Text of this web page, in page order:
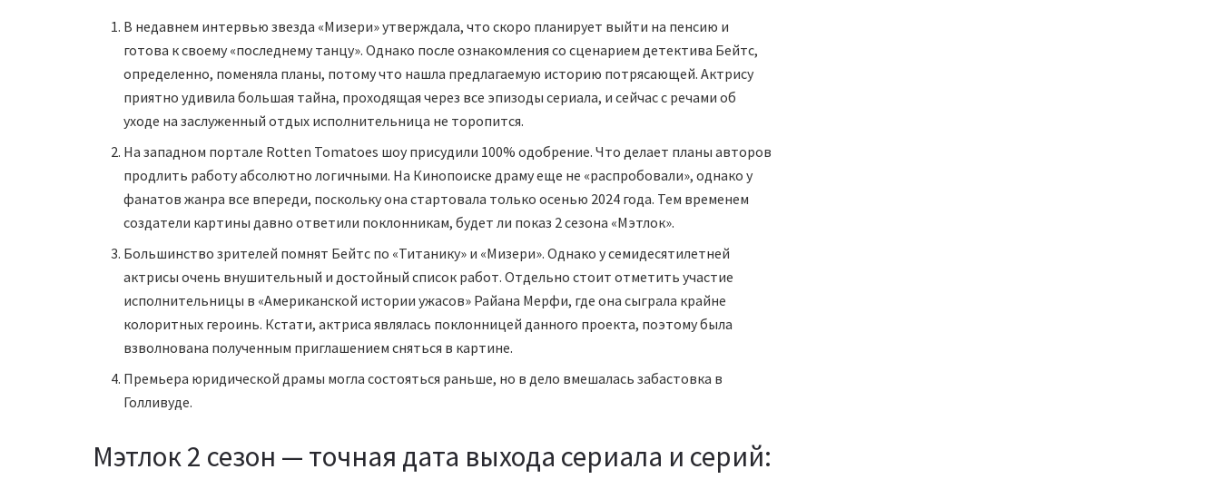
В недавнем интервью звезда «Мизери» утверждала, что скоро планирует выйти на пенсию и
готова к своему «последнему танцу». Однако после ознакомления со сценарием детектива Бейтс,
определенно, поменяла планы, потому что нашла предлагаемую историю потрясающей. Актрису
приятно удивила большая тайна, проходящая через все эпизоды сериала, и сейчас с речами об
уходе на заслуженный отдых исполнительница не торопится.
На западном портале Rotten Tomatoes шоу присудили 100% одобрение. Что делает планы авторов
продлить работу абсолютно логичными. На Кинопоиске драму еще не «распробовали», однако у
фанатов жанра все впереди, поскольку она стартовала только осенью 2024 года. Тем временем
создатели картины давно ответили поклонникам, будет ли показ 2 сезона «Мэтлок».
Большинство зрителей помнят Бейтс по «Титанику» и «Мизери». Однако у семидесятилетней
актрисы очень внушительный и достойный список работ. Отдельно стоит отметить участие
исполнительницы в «Американской истории ужасов» Райана Мерфи, где она сыграла крайне
колоритных героинь. Кстати, актриса являлась поклонницей данного проекта, поэтому была
взволнована полученным приглашением сняться в картине.
Премьера юридической драмы могла состояться раньше, но в дело вмешалась забастовка в
Голливуде.
Мэтлок 2 сезон — точная дата выхода сериала и серий: